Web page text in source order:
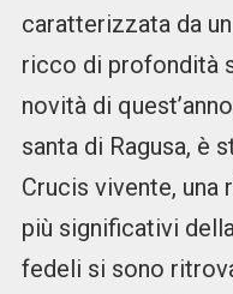
caratterizzata da
ricco di profondità
novità di
santa di Ragusa, è
Crucis vivente,
più significativi
fedeli si sono